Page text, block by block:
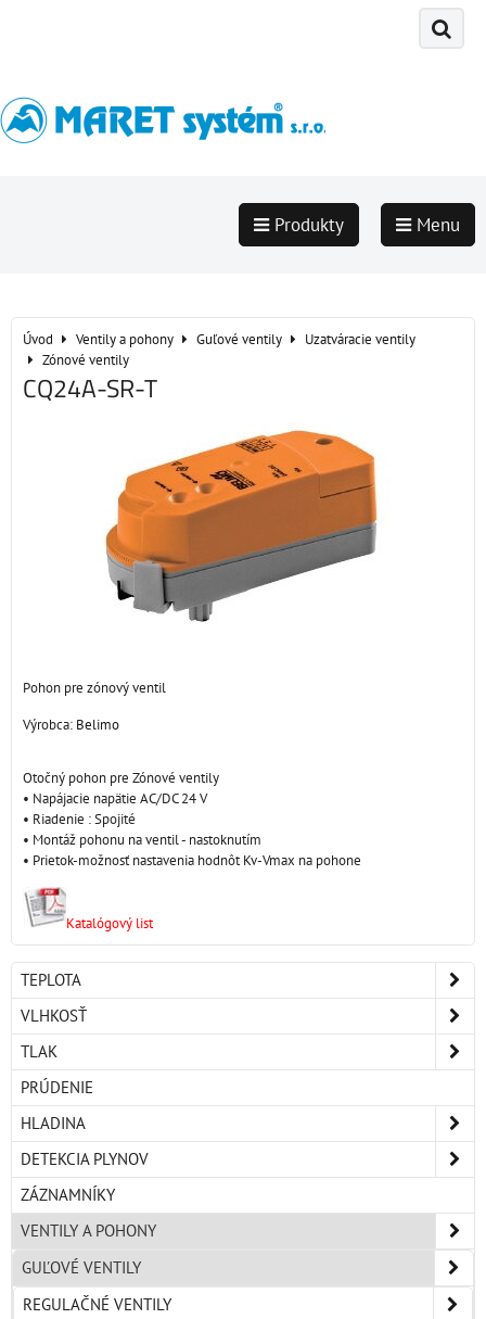
Produkty Menu
Úvod Ventily a pohony Guľové ventily
Uzatváracie ventily
Zónové ventily
CQ24A-SR-T
Pohon pre zónový ventil
Výrobca: Belimo
Otočný pohon pre Zónové ventily
• Napájacie napätie AC/DC 24 V
• Riadenie : Spojité
• Montáž pohonu na ventil - nastoknutím
• Prietok-možnosť nastavenia hodnôt Kv-Vmax na pohone
Katalógový list
TEPLOTA
VLHKOSŤ
TLAK
PRÚDENIE
HLADINA
DETEKCIA PLYNOV
ZÁZNAMNÍKY
VENTILY A POHONY
GUĽOVÉ VENTILY
REGULAČNÉ VENTILY